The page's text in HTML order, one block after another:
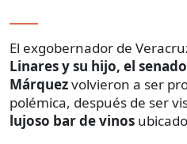
El exgobernador de
Linares y su hijo, el
Márquezvolvieron a ser
polémica, después de ser
lujoso bar de vinos